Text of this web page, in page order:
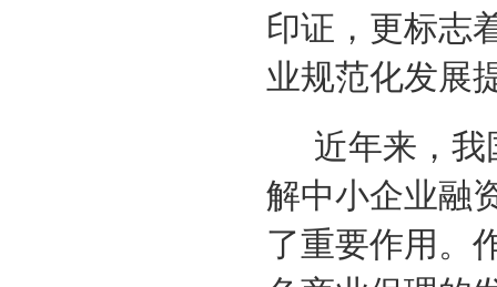
印证，更标志
业规范化发展
近年来，
解中小企业融
了重要作用。